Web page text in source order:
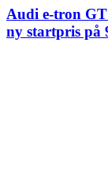
Audi e-tron
ny startpris på